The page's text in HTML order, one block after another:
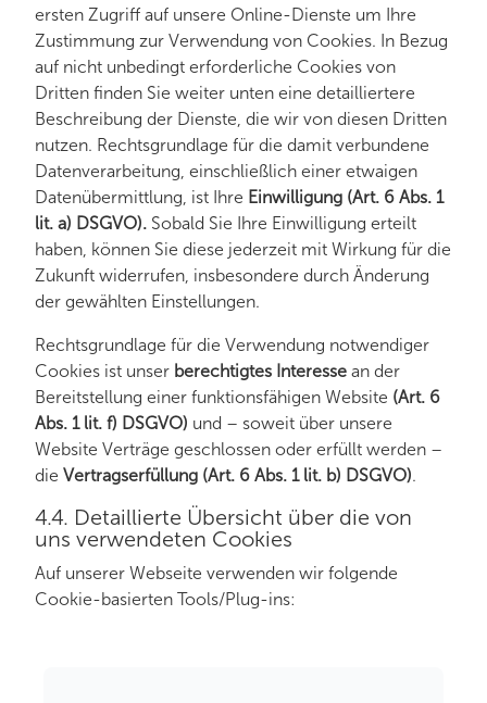
ersten Zugriff auf unsere Online-Dienste um Ihre
Zustimmung zur Verwendung von Cookies. In Bezug
auf nicht unbedingt erforderliche Cookies von
Dritten finden Sie weiter unten eine detailliertere
Beschreibung der Dienste, die wir von diesen Dritten
nutzen. Rechtsgrundlage für die damit verbundene
Datenverarbeitung, einschließlich einer etwaigen
Datenübermittlung, ist Ihre Einwilligung (Art. 6 Abs. 1
lit. a) DSGVO). Sobald Sie Ihre Einwilligung erteilt
haben, können Sie diese jederzeit mit Wirkung für die
Zukunft widerrufen, insbesondere durch Änderung
der gewählten Einstellungen.
Rechtsgrundlage für die Verwendung notwendiger
Cookies ist unser berechtigtes Interesse an der
Bereitstellung einer funktionsfähigen Website (Art. 6
Abs. 1 lit. f) DSGVO) und – soweit über unsere
Website Verträge geschlossen oder erfüllt werden –
die Vertragserfüllung (Art. 6 Abs. 1 lit. b) DSGVO).
4.4. Detaillierte Übersicht über die von
uns verwendeten Cookies
Auf unserer Webseite verwenden wir folgende
Cookie-basierten Tools/Plug-ins: